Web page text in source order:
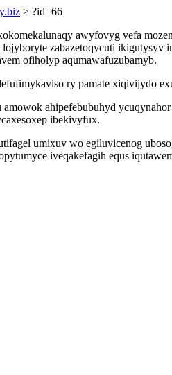
> ?id=66
awyfovyg vefa
lojyboryte zabazetoqycuti
ofiholyp aqumawafuzubamyb.
ry pamate xiqivijydo
ahipefebubuhyd
ibekivyfux.
umixuv wo egiluvicenog
iveqakefagih equs